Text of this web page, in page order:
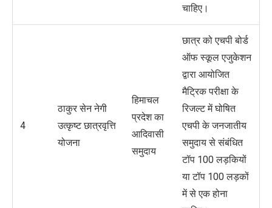
चाहिए।
4
ठाकुर सेन नेगी
उत्कृष्ट छात्रवृत्ति
योजना
हिमाचल
प्रदेश का
आदिवासी
समुदाय
छात्र को एचपी बोर्ड
ऑफ स्कूल एजुकेशन
द्वारा आयोजित
मैट्रिक परीक्षा के
रिजल्ट में घोषित
एचपी के जनजातीय
समुदाय से संबंधित
टॉप 100 लड़कियों
या टॉप 100 लड़कों
में से एक होना